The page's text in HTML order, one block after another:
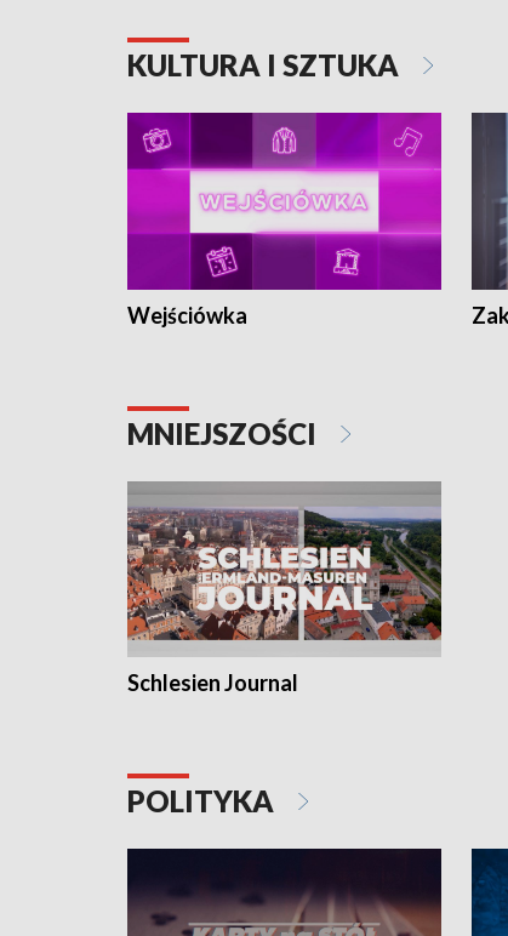
KULTURA I SZTUKA
Wejściówka
MNIEJSZOŚCI
Schlesien Journal
POLITYKA